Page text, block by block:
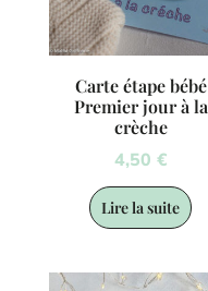
Carte étape bébé
Premier jour à la
crèche
4,50 €
Lire la suite